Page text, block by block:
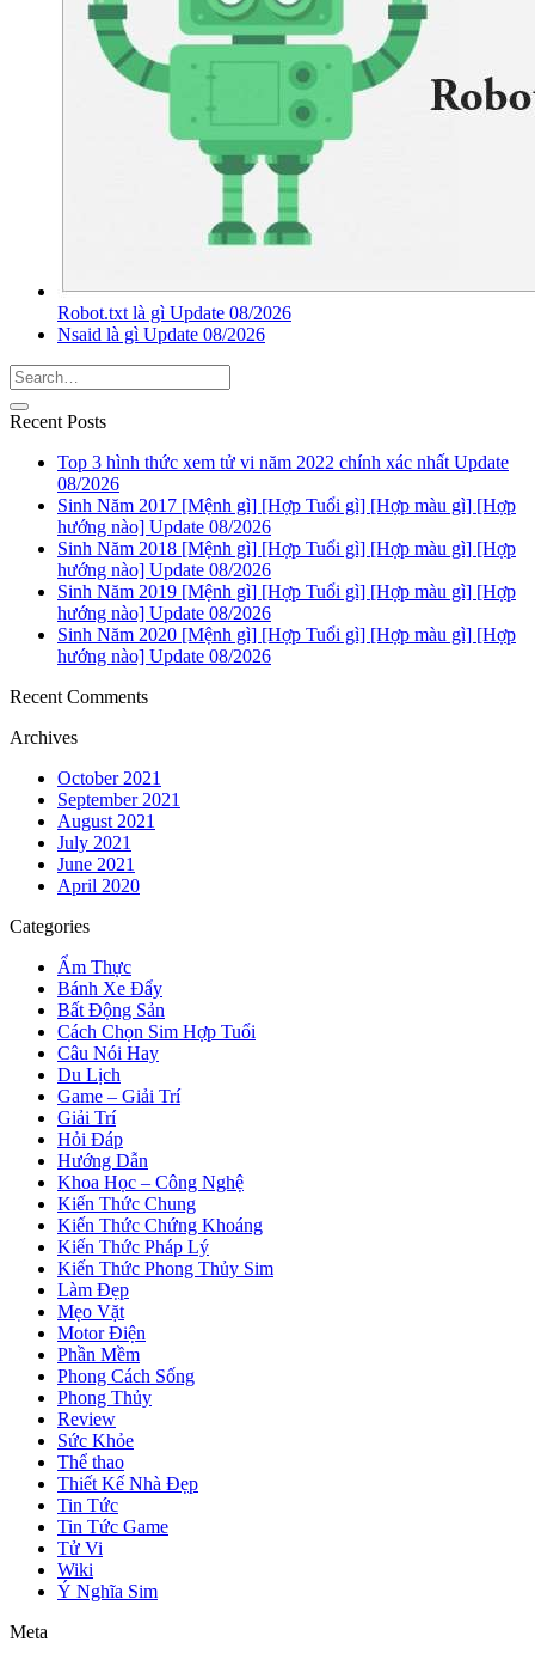
Robot.txt là gì Update 08/2026
Nsaid là gì Update 08/2026
Recent Posts
Top 3 hình thức xem tử vi năm 2022 chính xác nhất Update
08/2026
Sinh Năm 2017 [Mệnh gì] [Hợp Tuổi gì] [Hợp màu gì] [Hợp
hướng nào] Update 08/2026
Sinh Năm 2018 [Mệnh gì] [Hợp Tuổi gì] [Hợp màu gì] [Hợp
hướng nào] Update 08/2026
Sinh Năm 2019 [Mệnh gì] [Hợp Tuổi gì] [Hợp màu gì] [Hợp
hướng nào] Update 08/2026
Sinh Năm 2020 [Mệnh gì] [Hợp Tuổi gì] [Hợp màu gì] [Hợp
hướng nào] Update 08/2026
Recent Comments
Archives
October 2021
September 2021
August 2021
July 2021
June 2021
April 2020
Categories
Ẩm Thực
Bánh Xe Đẩy
Bất Động Sản
Cách Chọn Sim Hợp Tuổi
Câu Nói Hay
Du Lịch
Game – Giải Trí
Giải Trí
Hỏi Đáp
Hướng Dẫn
Khoa Học – Công Nghệ
Kiến Thức Chung
Kiến Thức Chứng Khoáng
Kiến Thức Pháp Lý
Kiến Thức Phong Thủy Sim
Làm Đẹp
Mẹo Vặt
Motor Điện
Phần Mềm
Phong Cách Sống
Phong Thủy
Review
Sức Khỏe
Thể thao
Thiết Kế Nhà Đẹp
Tin Tức
Tin Tức Game
Tử Vi
Wiki
Ý Nghĩa Sim
Meta